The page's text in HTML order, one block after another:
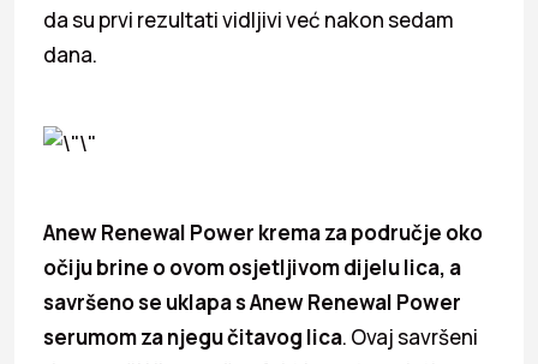
da su prvi rezultati vidljivi već nakon sedam
dana.
Anew Renewal Power krema za područje oko
očiju brine o ovom osjetljivom dijelu lica, a
savršeno se uklapa s Anew Renewal Power
serumom za njegu čitavog lica. Ovaj savršeni